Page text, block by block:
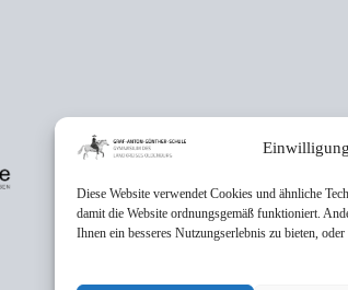
Diese Website verwendet Cookies und ähnliche
damit die Website ordnungsgemäß funktioniert.
Ihnen ein besseres Nutzungserlebnis zu bieten,